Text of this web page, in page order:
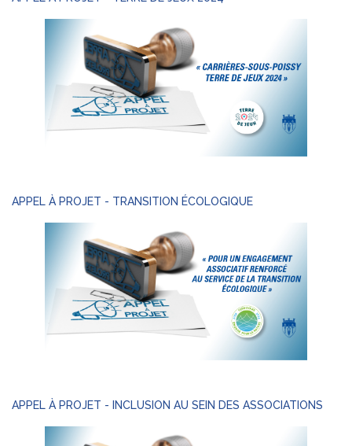
APPEL À PROJET - TRANSITION ÉCOLOGIQUE
APPEL À PROJET - INCLUSION AU SEIN DES ASSOCIATIONS